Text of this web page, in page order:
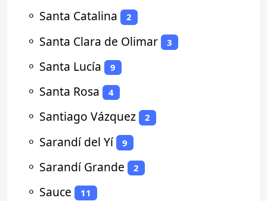
⚬ Santa Catalina 2
⚬ Santa Clara de Olimar 3
⚬ Santa Lucía 9
⚬ Santa Rosa 4
⚬ Santiago Vázquez 2
⚬ Sarandí del Yí 9
⚬ Sarandí Grande 2
⚬ Sauce 11